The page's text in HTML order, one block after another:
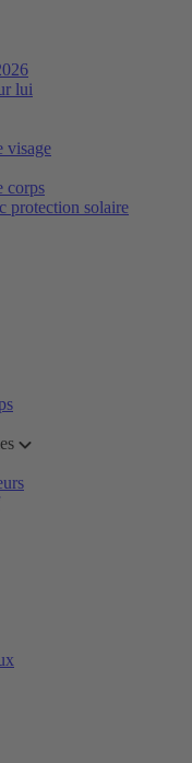
lui
visage
corps
protection solaire